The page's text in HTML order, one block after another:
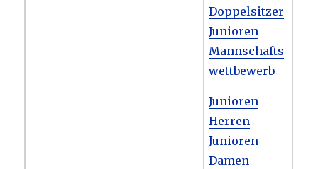
Doppelsitzer
Junioren
Mannschafts
wettbewerb
Junioren
Herren
Junioren
Damen